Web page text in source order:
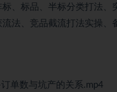
标、标品、半标分类打法、
法、竞品截流打法实操、
单数与坑产的关系.mp4